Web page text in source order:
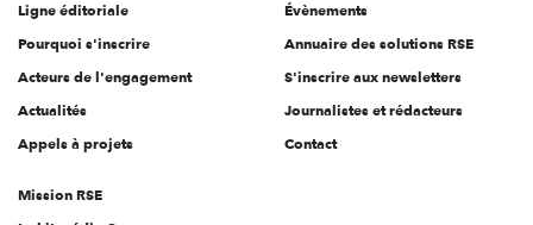
Ligne éditoriale
Pourquoi s'inscrire
Acteurs de l'engagement
Actualités
Appels à projets
Évènements
Annuaire des solutions RSE
S'inscrire aux newsletters
Journalistes et rédacteurs
Contact
Mission RSE